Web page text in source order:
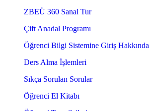
ZBEÜ 360 Sanal Tur
Çift Anadal Programı
Öğrenci Bilgi Sistemine Giriş Hakkında
Ders Alma İşlemleri
Sıkça Sorulan Sorular
Öğrenci El Kitabı